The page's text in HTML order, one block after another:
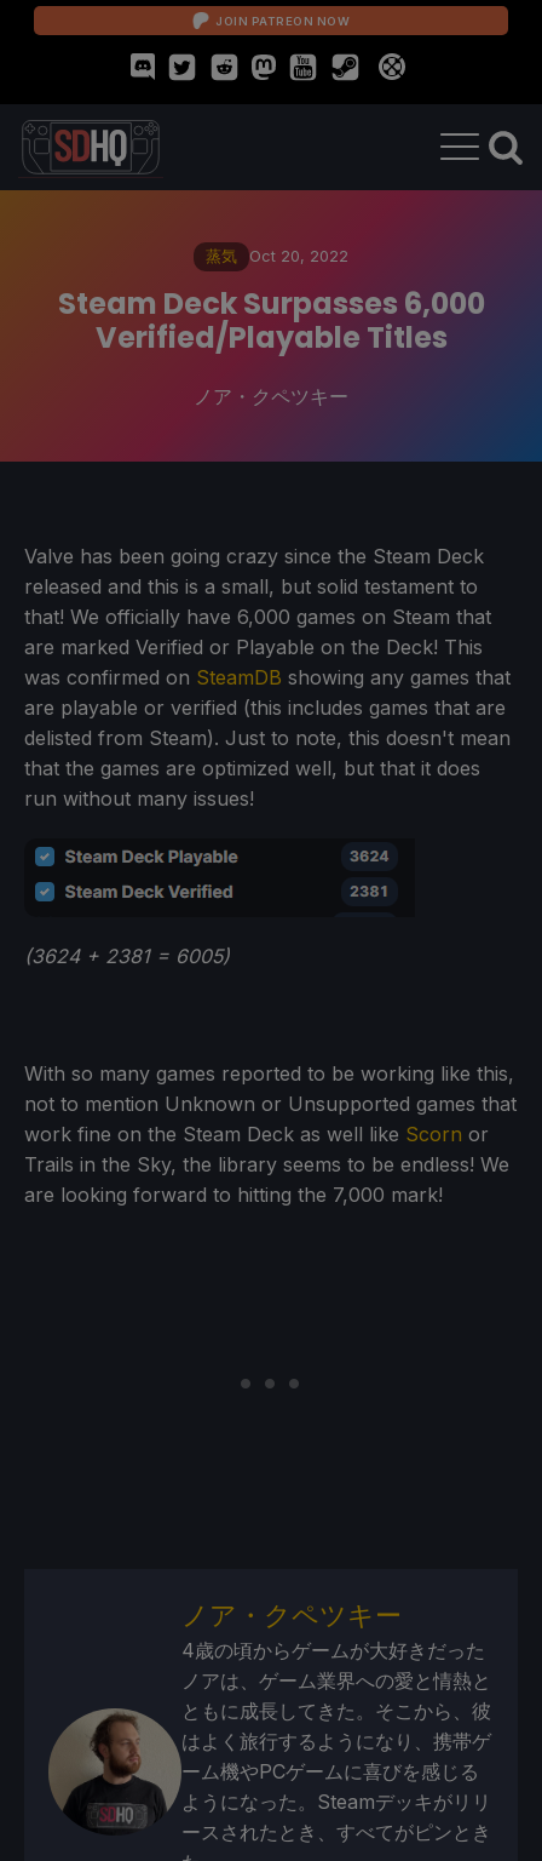
JOIN PATREON NOW
蒸気 Oct 20, 2022
Steam Deck Surpasses 6,000
Verified/Playable Titles
ノア・クペツキー
Valve has been going crazy since the Steam Deck
released and this is a small, but solid testament to
that! We officially have 6,000 games on Steam that
are marked Verified or Playable on the Deck! This
was confirmed on SteamDB showing any games that
are playable or verified (this includes games that are
delisted from Steam). Just to note, this doesn't mean
that the games are optimized well, but that it does
run without many issues!
(3624 + 2381 = 6005)
With so many games reported to be working like this,
not to mention Unknown or Unsupported games that
work fine on the Steam Deck as well like Scorn or
Trails in the Sky, the library seems to be endless! We
are looking forward to hitting the 7,000 mark!
ノア・クペツキー
4歳の頃からゲームが大好きだった
ノアは、ゲーム業界への愛と情熱と
ともに成長してきた。そこから、彼
はよく旅行するようになり、携帯ゲ
ーム機やPCゲームに喜びを感じる
ようになった。Steamデッキがリリ
ースされたとき、すべてがピンとき